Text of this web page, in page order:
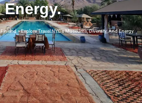
Energy.
Finland>Explore Travel NYC’s Museums, Diversity, And Energy.